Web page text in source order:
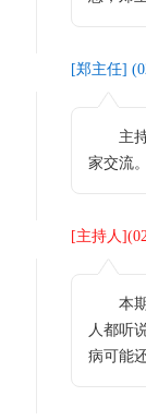
[郑主任] (
主持
家交流。
[主持人](
本期
人都听
病可能